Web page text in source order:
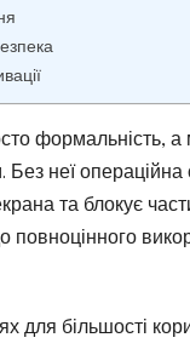
формальність,
Без неї
та блокує
повноцінного
для більшості